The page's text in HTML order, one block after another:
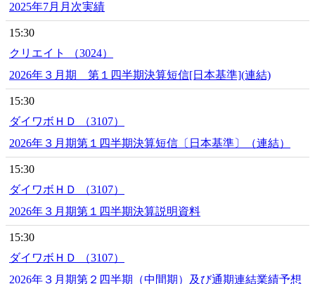
2025年7月月次実績
15:30
クリエイト （3024）
2026年３月期 第１四半期決算短信[日本基準](連結)
15:30
ダイワボＨＤ （3107）
2026年３月期第１四半期決算短信〔日本基準〕（連結）
15:30
ダイワボＨＤ （3107）
2026年３月期第１四半期決算説明資料
15:30
ダイワボＨＤ （3107）
2026年３月期第２四半期（中間期）及び通期連結業績予想